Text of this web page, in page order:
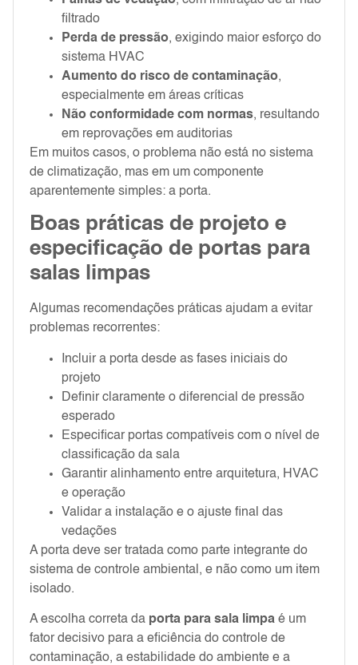
filtrado
Perda de pressão, exigindo maior esforço do
sistema HVAC
Aumento do risco de contaminação,
especialmente em áreas críticas
Não conformidade com normas, resultando
em reprovações em auditorias
Em muitos casos, o problema não está no sistema
de climatização, mas em um componente
aparentemente simples: a porta.
Boas práticas de projeto e
especificação de portas para
salas limpas
Algumas recomendações práticas ajudam a evitar
problemas recorrentes:
Incluir a porta desde as fases iniciais do
projeto
Definir claramente o diferencial de pressão
esperado
Especificar portas compatíveis com o nível de
classificação da sala
Garantir alinhamento entre arquitetura, HVAC
e operação
Validar a instalação e o ajuste final das
vedações
A porta deve ser tratada como parte integrante do
sistema de controle ambiental, e não como um item
isolado.
A escolha correta da porta para sala limpa é um
fator decisivo para a eficiência do controle de
contaminação, a estabilidade do ambiente e a